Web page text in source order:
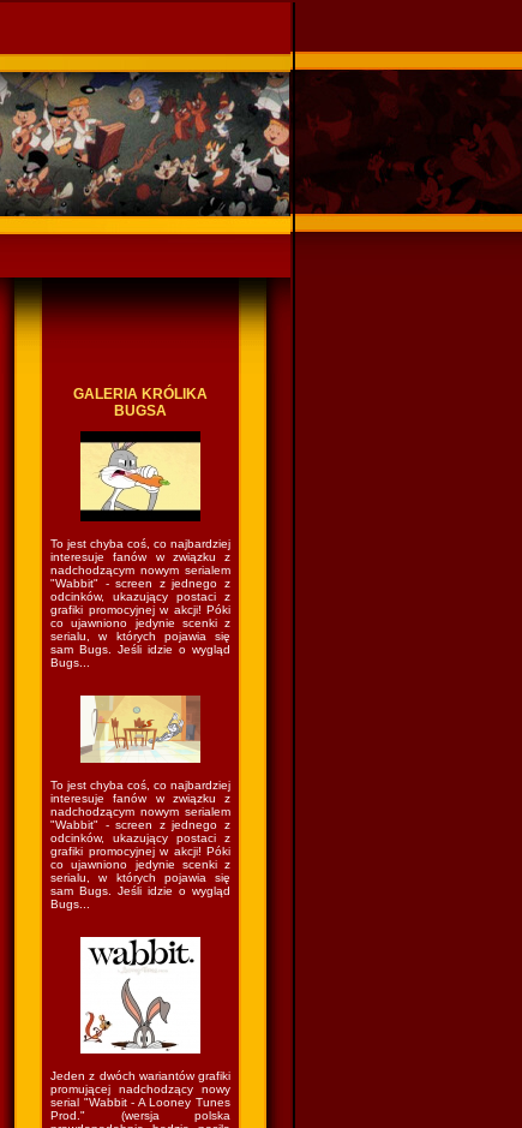
GALERIA KRÓLIKA
BUGSA
To jest chyba coś, co najbardziej
interesuje fanów w związku z
nadchodzącym nowym serialem
"Wabbit" - screen z jednego z
odcinków, ukazujący postaci z
grafiki promocyjnej w akcji! Póki
co ujawniono jedynie scenki z
serialu, w których pojawia się
sam Bugs. Jeśli idzie o wygląd
Bugs...
To jest chyba coś, co najbardziej
interesuje fanów w związku z
nadchodzącym nowym serialem
"Wabbit" - screen z jednego z
odcinków, ukazujący postaci z
grafiki promocyjnej w akcji! Póki
co ujawniono jedynie scenki z
serialu, w których pojawia się
sam Bugs. Jeśli idzie o wygląd
Bugs...
Jeden z dwóch wariantów grafiki
promującej nadchodzący nowy
serial "Wabbit - A Looney Tunes
Prod." (wersja polska